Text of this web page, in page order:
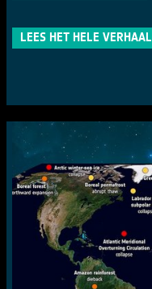
LEES HET HELE VERHAAL